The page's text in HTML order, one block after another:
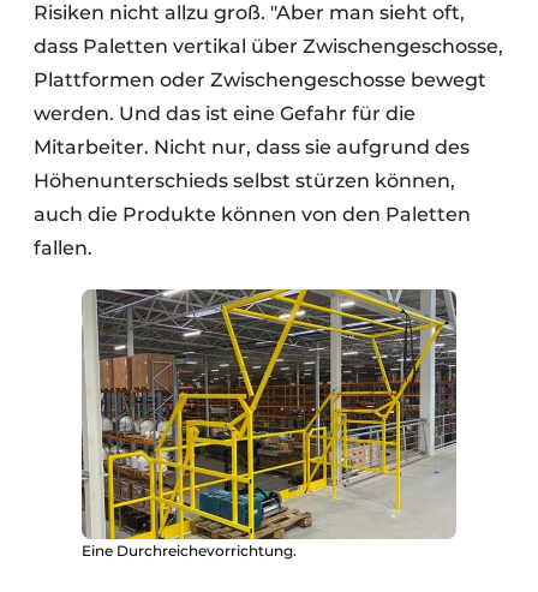
Risiken nicht allzu groß. "Aber man sieht oft,
dass Paletten vertikal über Zwischengeschosse,
Plattformen oder Zwischengeschosse bewegt
werden. Und das ist eine Gefahr für die
Mitarbeiter. Nicht nur, dass sie aufgrund des
Höhenunterschieds selbst stürzen können,
auch die Produkte können von den Paletten
fallen.
Eine Durchreichevorrichtung.